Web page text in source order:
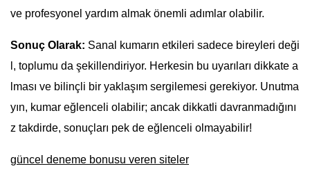
ve profesyonel yardım almak önemli adımlar olabilir.
Sonuç Olarak: Sanal kumarın etkileri sadece bireyleri deği
l, toplumu da şekillendiriyor. Herkesin bu uyarıları dikkate a
lması ve bilinçli bir yaklaşım sergilemesi gerekiyor. Unutma
yın, kumar eğlenceli olabilir; ancak dikkatli davranmadığını
z takdirde, sonuçları pek de eğlenceli olmayabilir!
güncel deneme bonusu veren siteler